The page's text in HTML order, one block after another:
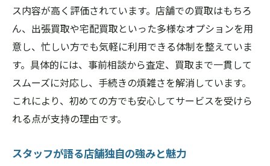
ス内容が高く評価されています。店舗での買取はもちろ
ん、出張買取や宅配買取といった多様なオプションを用
意し、忙しい方でも気軽に利用できる体制を整えていま
す。具体的には、事前相談から査定、買取まで一貫して
スムーズに対応し、手続きの煩雑さを解消しています。
これにより、初めての方でも安心してサービスを受けら
れる点が支持の理由です。
スタッフが語る店舗独自の強みと魅力